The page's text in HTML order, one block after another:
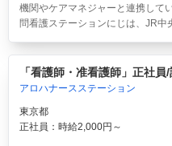
機関やケアマネジャーと連携して
問看護ステーションにじは、JR中
「看護師・准看護師」正社
アロハナースステーション
東京都
正社員：時給2,000円～